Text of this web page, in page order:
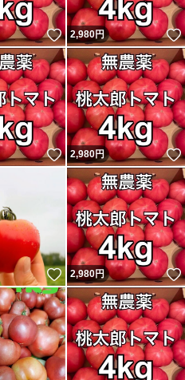
いいね！
2,980円
いいね！
2,980円
いいね！
2,980円